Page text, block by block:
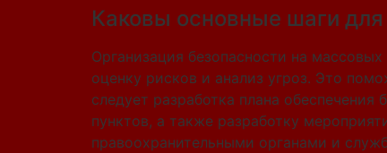
Каковы основные шаги
Организация безопасности на
оценку рисков и анализ угроз. Это
следует разработка плана
пунктов, а также разработку
правоохранительными органами и